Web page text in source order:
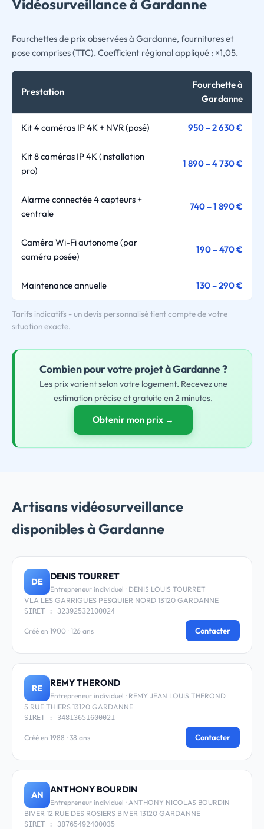
Vidéosurveillance à Gardanne
Fourchettes de prix observées à Gardanne, fournitures et
pose comprises (TTC). Coefficient régional appliqué : ×1,05.
Prestation
Fourchette à
Gardanne
Kit 4 caméras IP 4K + NVR (posé) 950 – 2 630 €
Kit 8 caméras IP 4K (installation
pro)
1 890 – 4 730 €
Alarme connectée 4 capteurs +
centrale
740 – 1 890 €
Caméra Wi-Fi autonome (par
caméra posée)
190 – 470 €
Maintenance annuelle 130 – 290 €
Tarifs indicatifs - un devis personnalisé tient compte de votre
situation exacte.
Combien pourvotreprojet à Gardanne ?
Les prix varient selon votre logement. Recevez une
estimation précise et gratuite en 2 minutes.
Obtenir mon prix →
Artisans vidéosurveillance
disponibles à Gardanne
DE DENIS TOURRET
Entrepreneur individuel · DENIS LOUIS TOURRET
VLA LES GARRIGUES PESQUIER NORD 13120 GARDANNE
SIRET : 32392532100024
Créé en 1900 · 126 ans Contacter
RE REMY THEROND
Entrepreneur individuel · REMY JEAN LOUIS THEROND
5 RUE THIERS 13120 GARDANNE
SIRET : 34813651600021
Créé en 1988 · 38 ans Contacter
AN ANTHONY BOURDIN
Entrepreneur individuel · ANTHONY NICOLAS BOURDIN
BIVER 12 RUE DES ROSIERS BIVER 13120 GARDANNE
SIRET : 38765492400035